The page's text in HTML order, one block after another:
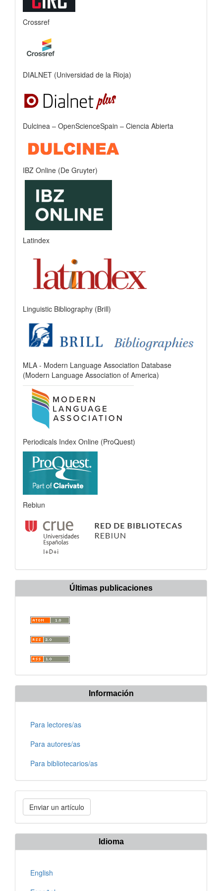
Crossref
DIALNET (Universidad de la Rioja)
Dulcinea – OpenScienceSpain – Ciencia Abierta
IBZ Online (De Gruyter)
Latindex
Linguistic Bibliography (Brill)
MLA - Modern Language Association Database
(Modern Language Association of America)
Periodicals Index Online (ProQuest)
Rebiun
Últimas publicaciones
Información
Para lectores/as
Para autores/as
Para bibliotecarios/as
Enviar
un
artículo
Enviar un artículo
Idioma
English